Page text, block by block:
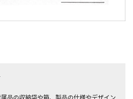
品の収納袋や箱、製品の仕様やデザイン